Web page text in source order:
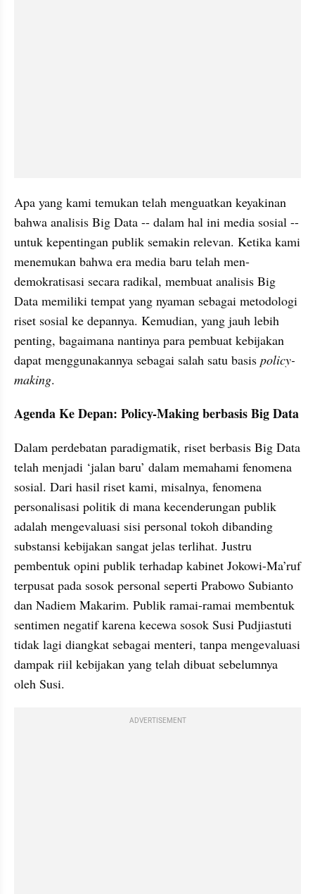
Apa yang kami temukan telah menguatkan keyakinan
bahwa analisis Big Data -- dalam hal ini media sosial --
untuk kepentingan publik semakin relevan. Ketika kami
menemukan bahwa era media baru telah men-
demokratisasi secara radikal, membuat analisis Big
Data memiliki tempat yang nyaman sebagai metodologi
riset sosial ke depannya. Kemudian, yang jauh lebih
penting, bagaimana nantinya para pembuat kebijakan
dapat menggunakannya sebagai salah satu basis policy-
making.
Agenda Ke Depan: Policy-Making berbasis Big Data
Dalam perdebatan paradigmatik, riset berbasis Big Data
telah menjadi ‘jalan baru’ dalam memahami fenomena
sosial. Dari hasil riset kami, misalnya, fenomena
personalisasi politik di mana kecenderungan publik
adalah mengevaluasi sisi personal tokoh dibanding
substansi kebijakan sangat jelas terlihat. Justru
pembentuk opini publik terhadap kabinet Jokowi-Ma’ruf
terpusat pada sosok personal seperti Prabowo Subianto
dan Nadiem Makarim. Publik ramai-ramai membentuk
sentimen negatif karena kecewa sosok Susi Pudjiastuti
tidak lagi diangkat sebagai menteri, tanpa mengevaluasi
dampak riil kebijakan yang telah dibuat sebelumnya
oleh Susi.
ADVERTISEMENT